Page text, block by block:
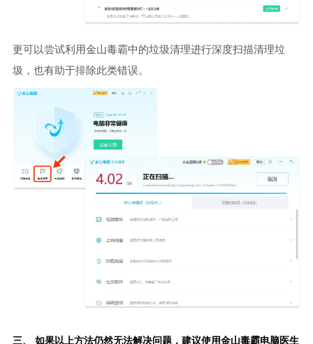
更可以尝试利用金山毒霸中的垃圾清理进行深度扫描清理垃
圾，也有助于排除此类错误。
三、 如果以上方法仍然无法解决问题，建议使用金山毒霸电脑医生